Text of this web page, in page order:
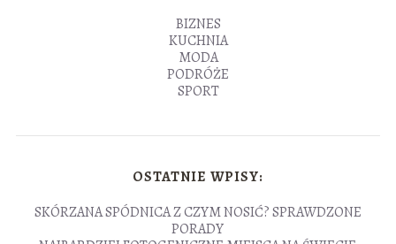
BIZNES
KUCHNIA
MODA
PODRÓŻE
SPORT
OSTATNIE WPISY:
SKÓRZANA SPÓDNICA Z CZYM NOSIĆ? SPRAWDZONE
PORADY